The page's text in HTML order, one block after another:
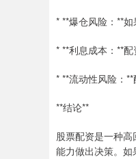
* **爆仓风险：**
* **利息成本：**
* **流动性风险：
**结论**
股票配资是一种
能力做出决策。如